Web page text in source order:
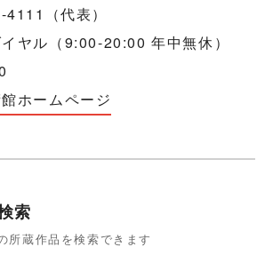
（代表）
ヤル（9:00-20:00 年中無休）
ホームページ
索
所蔵作品を検索できます